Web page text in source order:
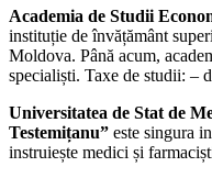
Academia de Studii
instituție de învățământ
Moldova. Până acum,
specialiști. Taxe de studii: –
Universitatea de Stat de
Testemițanu” este singura
instruiește medici și